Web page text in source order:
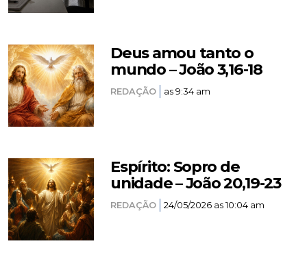
Deus amou tanto o
mundo – João 3,16-18
REDAÇÃO as 9:34 am
Espírito: Sopro de
unidade – João 20,19-23
REDAÇÃO 24/05/2026 as 10:04 am